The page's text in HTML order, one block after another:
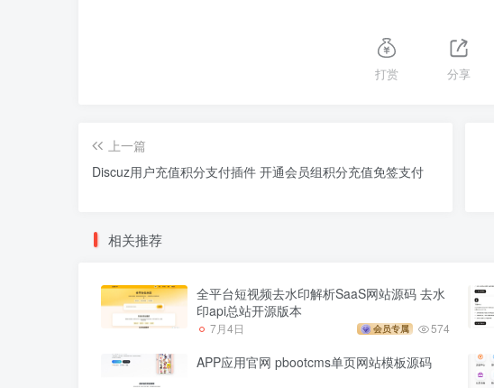
打赏 分享
上一篇
Discuz用户充值积分支付插件 开通会员组积分充值免签支付
相关推荐
全平台短视频去水印解析SaaS网站源码 去水
印api总站开源版本
7月4日 会员专属 574
APP应用官网 pbootcms单页网站模板源码